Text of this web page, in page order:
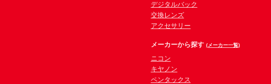
デジタルバック
交換レンズ
アクセサリー
メーカーから探す (メーカー一覧)
ニコン
キヤノン
ペンタックス